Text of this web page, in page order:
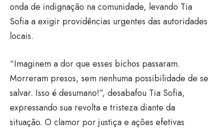
onda de indignação na comunidade, levando Tia
Sofia a exigir providências urgentes das autoridades
locais.
“Imaginem a dor que esses bichos passaram.
Morreram presos, sem nenhuma possibilidade de se
salvar. Isso é desumano!”, desabafou Tia Sofia,
expressando sua revolta e tristeza diante da
situação. O clamor por justiça e ações efetivas